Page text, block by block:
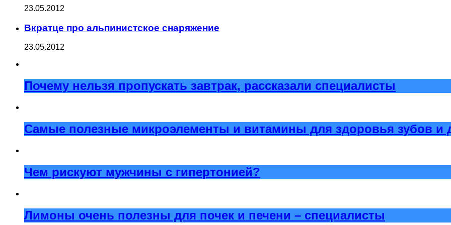
23.05.2012
Вкратце про альпинистское снаряжение
23.05.2012
Почему нельзя пропускать завтрак, рассказали специалисты
Самые полезные микроэлементы и витамины для здоровья зубов и
Чем рискуют мужчины с гипертонией?
Лимоны очень полезны для почек и печени – специалисты